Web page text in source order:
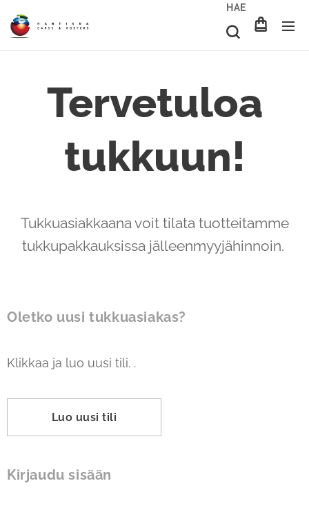
HAE
Tervetuloa
tukkuun!
Tukkuasiakkaana voit tilata tuotteitamme
tukkupakkauksissa jälleenmyyjähinnoin.
Oletko uusi tukkuasiakas?
Klikkaa ja luo uusi tili. .
Luo uusi tili
Kirjaudu sisään